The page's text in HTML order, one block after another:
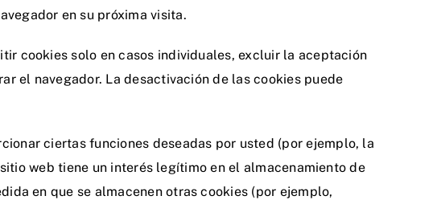
en su próxima visita.
cookies solo en casos individuales, excluir la aceptación
el navegador. La desactivación de las cookies puede
ciertas funciones deseadas por usted (por ejemplo, la
web tiene un interés legítimo en el almacenamiento de
en que se almacenen otras cookies (por ejemplo,